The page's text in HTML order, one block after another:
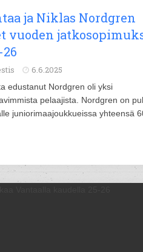
ja Niklas Nordgren
vuoden
6.6.2025
edustanut Nordgren oli yksi
pelaajista. Nordgren on
juniorimaajoukkueissa yhteensä